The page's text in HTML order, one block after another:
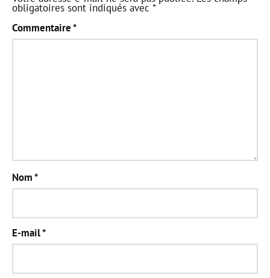
obligatoires sont indiqués avec*
Commentaire*
Nom*
E-mail*